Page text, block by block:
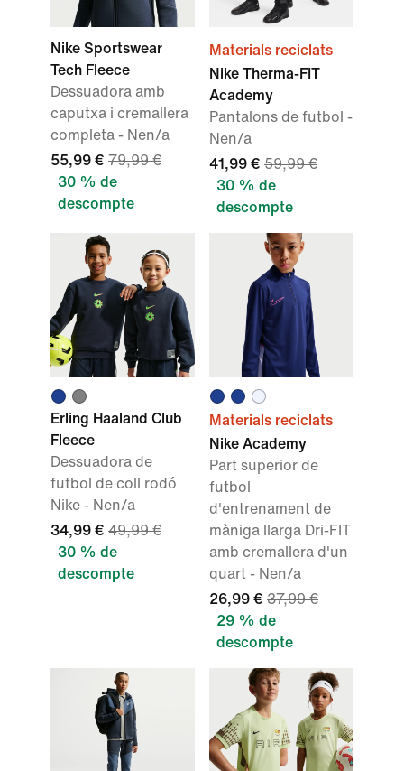
Nike Sportswear
Tech Fleece
Dessuadora amb
caputxa i cremallera
completa - Nen/a
55,99 € 79,99 €
30 % de
descompte
Materials reciclats
Nike Therma-FIT
Academy
Pantalons de futbol -
Nen/a
41,99 € 59,99 €
30 % de
descompte
Erling Haaland Club
Fleece
Dessuadora de
futbol de coll rodó
Nike - Nen/a
34,99 € 49,99 €
30 % de
descompte
Materials reciclats
Nike Academy
Part superior de
futbol
d'entrenament de
màniga llarga Dri-FIT
amb cremallera d'un
quart - Nen/a
26,99 € 37,99 €
29 % de
descompte